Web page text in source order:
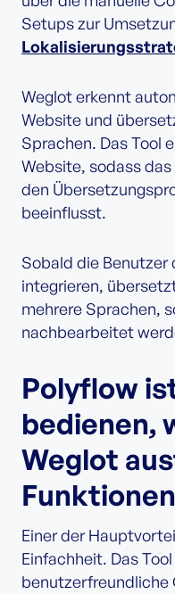
Setups zur
Weglot erkennt
Website und
Sprachen. Das Tool
Website, sodass
den
beeinflusst.
Sobald die Benutzer
integrieren,
mehrere Sprachen,
nachbearbeitet
Polyflow
bedienen,
Weglot
Einer der
Einfachheit. Das
benutzerfreundliche